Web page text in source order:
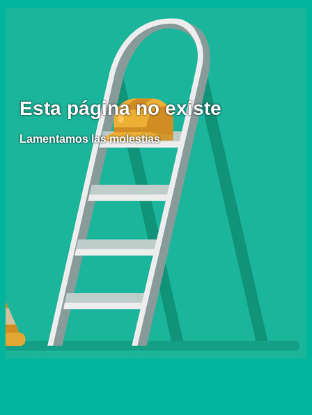
Esta página no existe
Lamentamos las molestias